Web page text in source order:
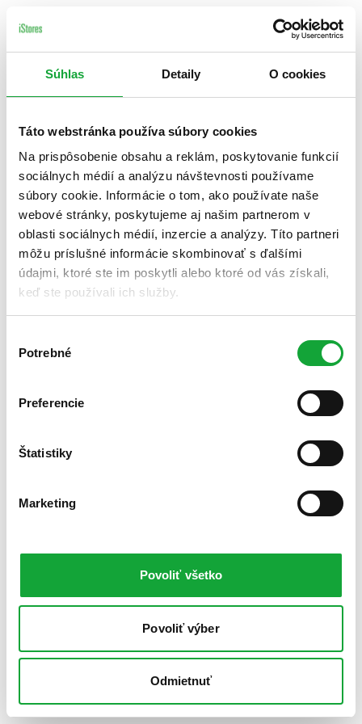
Súhlas Detaily O cookies
Táto webstránka používa súbory cookies
Na prispôsobenie obsahu a reklám, poskytovanie funkcií
sociálnych médií a analýzu návštevnosti používame
súbory cookie. Informácie o tom, ako používate naše
webové stránky, poskytujeme aj našim partnerom v
oblasti sociálnych médií, inzercie a analýzy. Títo partneri
môžu príslušné informácie skombinovať s ďalšími
údajmi, ktoré ste im poskytli alebo ktoré od vás získali,
keď ste používali ich služby.
súhlasu
Potrebné
Preferencie
Štatistiky
Marketing
Povoliť všetko
Povoliť výber
Odmietnuť